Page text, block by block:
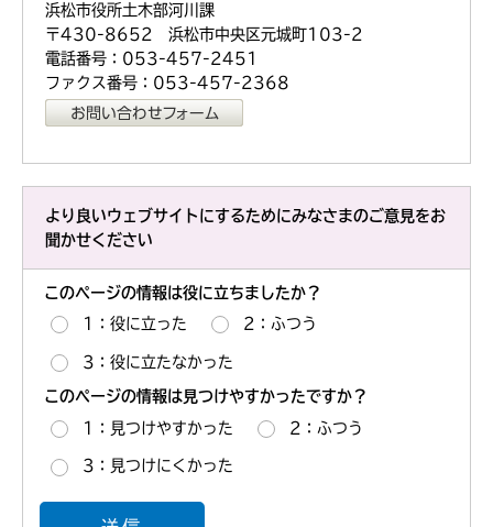
浜松市役所土木部河川課
〒430-8652 浜松市中央区元城町103-2
電話番号：053-457-2451
ファクス番号：053-457-2368
より良いウェブサイトにするためにみなさまのご意見をお
聞かせください
このページの情報は役に立ちましたか？
1：役に立った 2：ふつう
3：役に立たなかった
このページの情報は見つけやすかったですか？
1：見つけやすかった 2：ふつう
3：見つけにくかった